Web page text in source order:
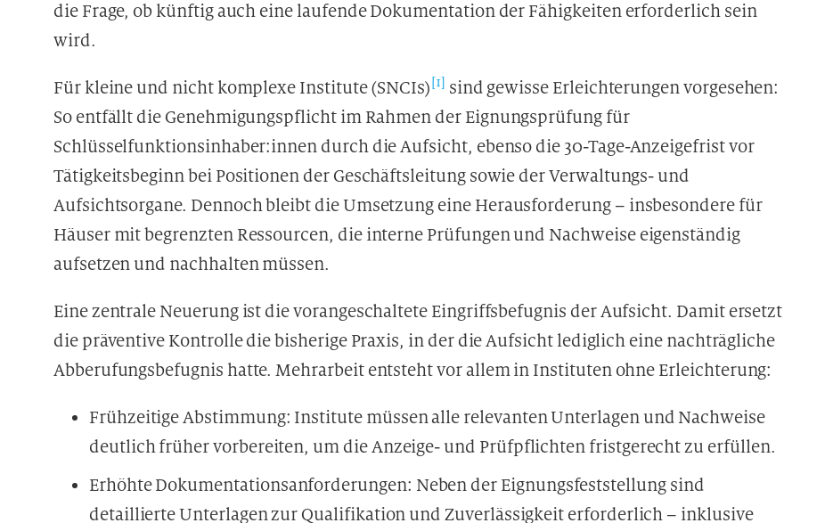
die Frage, ob künftig auch eine laufende Dokumentation der Fähigkeiten erforderlich sein
wird.
Für kleine und nicht komplexe Institute (SNCIs)[1] sind gewisse Erleichterungen vorgesehen:
So entfällt die Genehmigungspflicht im Rahmen der Eignungsprüfung für
Schlüsselfunktionsinhaber:innen durch die Aufsicht, ebenso die 30-Tage-Anzeigefrist vor
Tätigkeitsbeginn bei Positionen der Geschäftsleitung sowie der Verwaltungs- und
Aufsichtsorgane. Dennoch bleibt die Umsetzung eine Herausforderung – insbesondere für
Häuser mit begrenzten Ressourcen, die interne Prüfungen und Nachweise eigenständig
aufsetzen und nachhalten müssen.
Eine zentrale Neuerung ist die vorangeschaltete Eingriffsbefugnis der Aufsicht. Damit ersetzt
die präventive Kontrolle die bisherige Praxis, in der die Aufsicht lediglich eine nachträgliche
Abberufungsbefugnis hatte. Mehrarbeit entsteht vor allem in Instituten ohne Erleichterung:
Frühzeitige Abstimmung: Institute müssen alle relevanten Unterlagen und Nachweise
deutlich früher vorbereiten, um die Anzeige- und Prüfpflichten fristgerecht zu erfüllen.
Erhöhte Dokumentationsanforderungen: Neben der Eignungsfeststellung sind
detaillierte Unterlagen zur Qualifikation und Zuverlässigkeit erforderlich – inklusive